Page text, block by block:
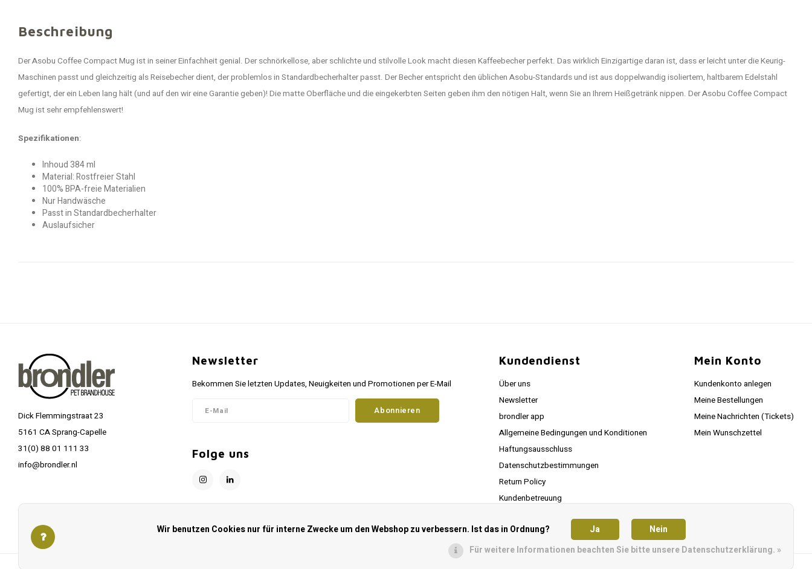
Beschreibung
Der Asobu Coffee Compact Mug ist in seiner Einfachheit genial. Der schnörkellose, aber schlichte und stilvolle Look macht diesen Kaffeebecher perfekt. Das wirklich Einzigartige daran ist, dass er leicht unter die Keurig-
Maschinen passt und gleichzeitig als Reisebecher dient, der problemlos in Standardbecherhalter passt. Der Becher entspricht den üblichen Asobu-Standards und ist aus doppelwandig isoliertem, haltbarem Edelstahl
gefertigt, der ein Leben lang hält (und auf den wir eine Garantie geben)! Die matte Oberfläche und die eingekerbten Seiten geben ihm den nötigen Halt, wenn Sie an Ihrem Heißgetränk nippen. Der Asobu Coffee Compact
Mug ist sehr empfehlenswert!
Spezifikationen:
Inhoud 384 ml
Material: Rostfreier Stahl
100% BPA-freie Materialien
Nur Handwäsche
Passt in Standardbecherhalter
Auslaufsicher
Dick Flemmingstraat 23
5161 CA Sprang-Capelle
31(0) 88 01 111 33
info@brondler.nl
Newsletter
Bekommen Sie letzten Updates, Neuigkeiten und Promotionen per E-Mail
Abonnieren
Folge uns
Kundendienst
Über uns
Newsletter
brondler app
Allgemeine Bedingungen und Konditionen
Haftungsausschluss
Datenschutzbestimmungen
Return Policy
Kundenbetreuung
Mein Konto
Kundenkonto anlegen
Meine Bestellungen
Meine Nachrichten (Tickets)
Mein Wunschzettel
Wir benutzen Cookies nur für interne Zwecke um den Webshop zu verbessern. Ist das in Ordnung? Ja
Nein
Für weitere Informationen beachten Sie bitte unsere Datenschutzerklärung. »